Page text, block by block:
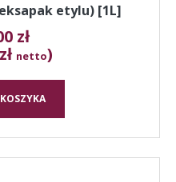
etylu) [1L]
zł
netto)